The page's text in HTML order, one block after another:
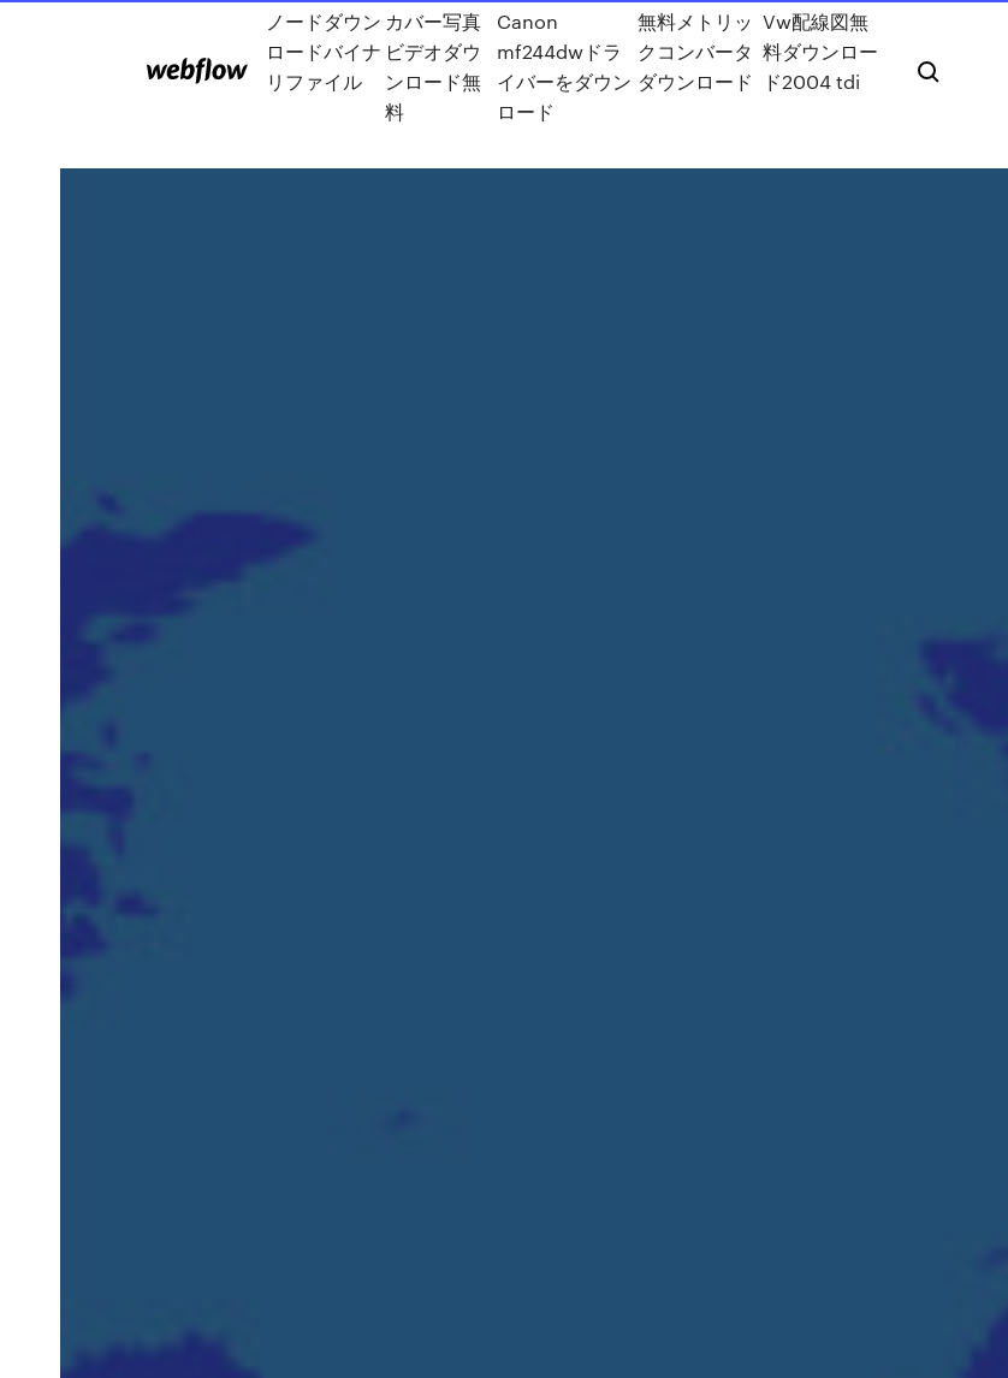
ノードダウン
ロードバイナ
リファイル
カバー写真
ビデオダウ
ンロード無
料
Canon
mf244dwドラ
イバーをダウン
ロード
無料メトリッ
クコンバータ
ダウンロード
Vw配線図無
料ダウンロー
ド2004 tdi